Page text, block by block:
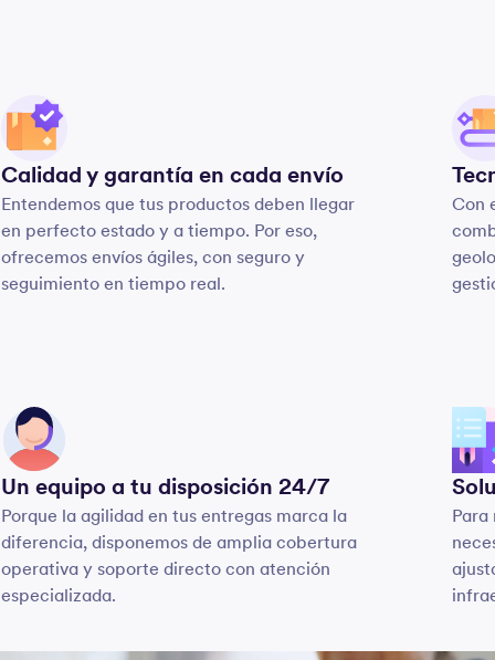
Calidad y garantía en cada envío
Entendemos que tus productos deben llegar
en perfecto estado y a tiempo. Por eso,
ofrecemos envíos ágiles, con seguro y
seguimiento en tiempo real.
Con
Un equipo a tu disposición 24/7
Porque la agilidad en tus entregas marca la
diferencia, disponemos de amplia cobertura
operativa y soporte directo con atención
especializada.